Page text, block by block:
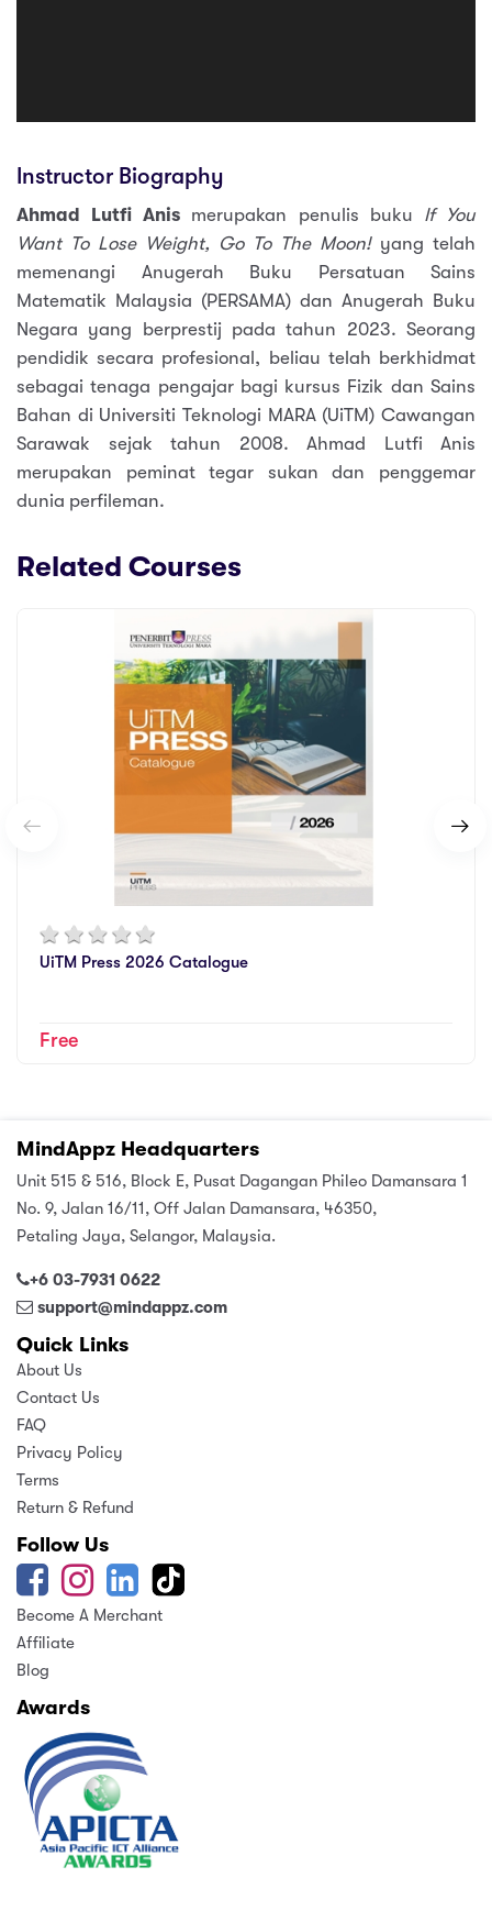
Instructor Biography
Ahmad Lutfi Anis merupakan penulis buku If You
Want To Lose Weight, Go To The Moon!yang telah
memenangi Anugerah Buku Persatuan Sains
Matematik Malaysia (PERSAMA) dan Anugerah Buku
Negara yang berprestij pada tahun 2023. Seorang
pendidik secara profesional, beliau telah berkhidmat
sebagai tenaga pengajar bagi kursus Fizik dan Sains
Bahan di Universiti Teknologi MARA (UiTM) Cawangan
Sarawak sejak tahun 2008. Ahmad Lutfi Anis
merupakan peminat tegar sukan dan penggemar
dunia perfileman.
Related Courses
UiTM Press 2026 Catalogue
Free
MindAppz Headquarters
Unit 515 & 516, Block E, Pusat Dagangan Phileo Damansara 1
No. 9, Jalan 16/11, Off Jalan Damansara, 46350,
Petaling Jaya, Selangor, Malaysia.
+6 03-7931 0622
support@mindappz.com
Quick Links
About Us
Contact Us
FAQ
Privacy Policy
Terms
Return & Refund
Follow Us
Become A Merchant
Affiliate
Blog
Awards